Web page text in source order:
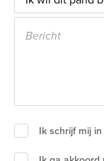
Ik schrijf mij